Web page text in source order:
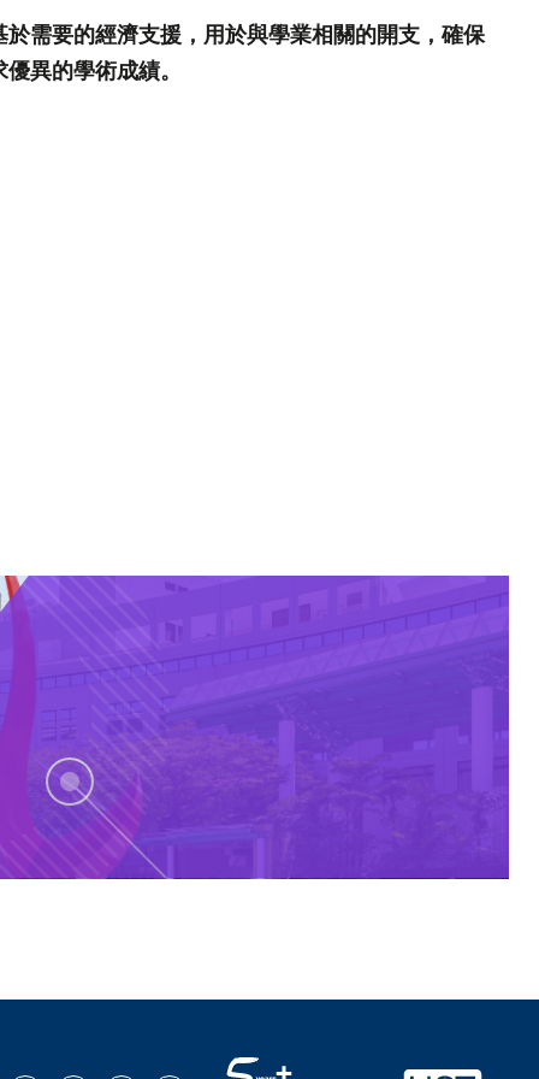
需要的經濟支援，用於與學業相關的開支，確保
異的學術成績。